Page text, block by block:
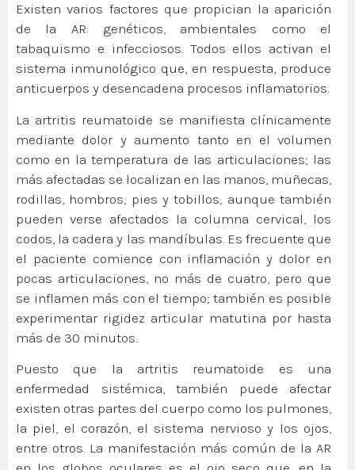
Existen varios factores que propician la aparición
de la AR: genéticos, ambientales como el
tabaquismo e infecciosos. Todos ellos activan el
sistema inmunológico que, en respuesta, produce
anticuerpos y desencadena procesos inflamatorios.
La artritis reumatoide se manifiesta clínicamente
mediante dolor y aumento tanto en el volumen
como en la temperatura de las articulaciones; las
más afectadas se localizan en las manos, muñecas,
rodillas, hombros, pies y tobillos, aunque también
pueden verse afectados la columna cervical, los
codos, la cadera y las mandíbulas. Es frecuente que
el paciente comience con inflamación y dolor en
pocas articulaciones, no más de cuatro, pero que
se inflamen más con el tiempo; también es posible
experimentar rigidez articular matutina por hasta
más de 30 minutos.
Puesto que la artritis reumatoide es una
enfermedad sistémica, también puede afectar
existen otras partes del cuerpo como los pulmones,
la piel, el corazón, el sistema nervioso y los ojos,
entre otros. La manifestación más común de la AR